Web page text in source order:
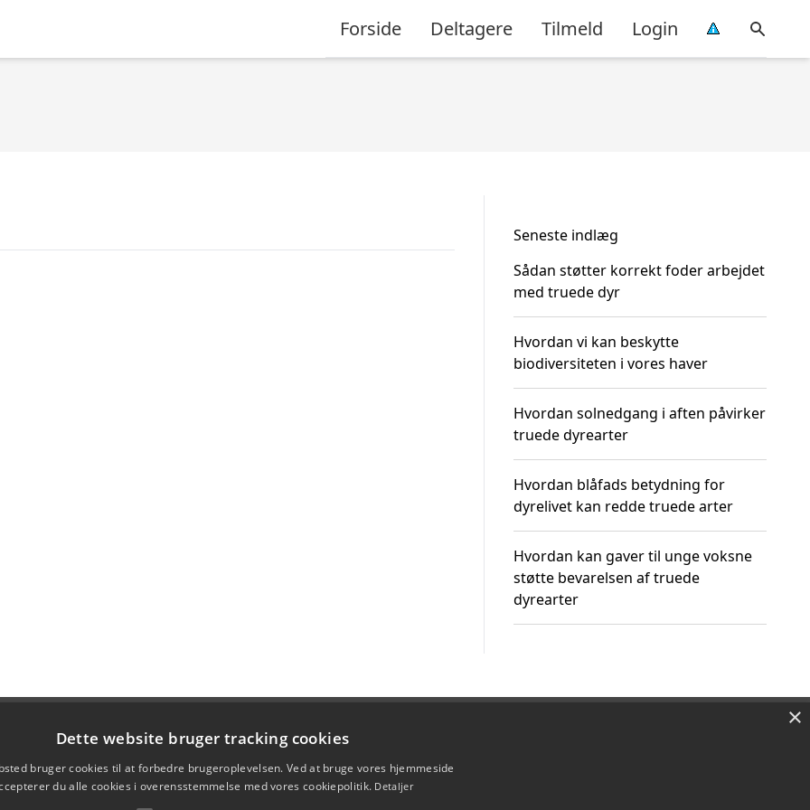
Forside Deltagere Tilmeld Login
Seneste indlæg
Sådan støtter korrekt foder arbejdet
med truede dyr
Hvordan vi kan beskytte
biodiversiteten i vores haver
Hvordan solnedgang i aften påvirker
truede dyrearter
Hvordan blåfads betydning for
dyrelivet kan redde truede arter
Hvordan kan gaver til unge voksne
støtte bevarelsen af truede
dyrearter
×
Dette website bruger tracking cookies
bruger cookies til at forbedre brugeroplevelsen. Ved at bruge vores hjemmeside
du alle cookies i overensstemmelse med vores cookiepolitik. Detaljer